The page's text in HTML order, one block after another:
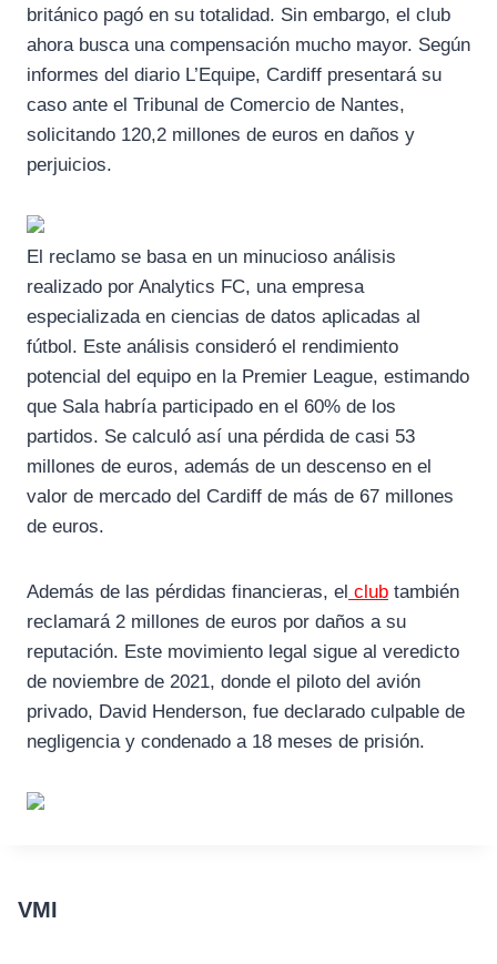
británico pagó en su totalidad. Sin embargo, el club
ahora busca una compensación mucho mayor. Según
informes del diario L’Equipe, Cardiff presentará su
caso ante el Tribunal de Comercio de Nantes,
solicitando 120,2 millones de euros en daños y
perjuicios.
El reclamo se basa en un minucioso análisis
realizado por Analytics FC, una empresa
especializada en ciencias de datos aplicadas al
fútbol. Este análisis consideró el rendimiento
potencial del equipo en la Premier League, estimando
que Sala habría participado en el 60% de los
partidos. Se calculó así una pérdida de casi 53
millones de euros, además de un descenso en el
valor de mercado del Cardiff de más de 67 millones
de euros.
Además de las pérdidas financieras, el club también
reclamará 2 millones de euros por daños a su
reputación. Este movimiento legal sigue al veredicto
de noviembre de 2021, donde el piloto del avión
privado, David Henderson, fue declarado culpable de
negligencia y condenado a 18 meses de prisión.
VMI